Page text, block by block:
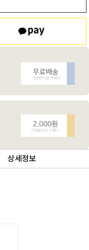
상세정보